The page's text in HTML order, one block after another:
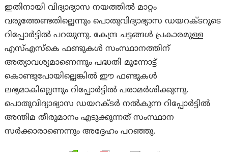
ഇതിനായി വിദ്യാഭ്യാസ നയത്തിൽ മാറ്റം
വരുത്തേണ്ടതില്ലെന്നും പൊതുവിദ്യാഭ്യാസ ഡയറക്ടറുടെ
റിപ്പോർട്ടിൽ പറയുന്നു. കേന്ദ്ര ചട്ടങ്ങൾ പ്രകാരമുള്ള
എസ്‌എസ്‌കെ ഫണ്ടുകൾ സംസ്ഥാനത്തിന്
അത്യാവശ്യമാണെന്നും പദ്ധതി മുന്നോട്ട്
കൊണ്ടുപോയില്ലെങ്കിൽ ഈ ഫണ്ടുകൾ
ലഭ്യമാകില്ലെന്നും റിപ്പോർട്ടിൽ പരാമർശിക്കുന്നു.
പൊതുവിദ്യാഭ്യാസ ഡയറക്ടർ നൽകുന്ന റിപ്പോർട്ടിൽ
അന്തിമ തീരുമാനം എടുക്കുന്നത് സംസ്ഥാന
സർക്കാരാണെന്നും അദ്ദേഹം പറഞ്ഞു.